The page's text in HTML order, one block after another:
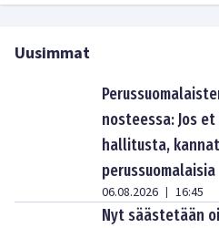
Uusimmat
nosteessa: Jos
hallitusta,
perussuomalaisia
06.08.2026 | 16:45
Nyt säästetään